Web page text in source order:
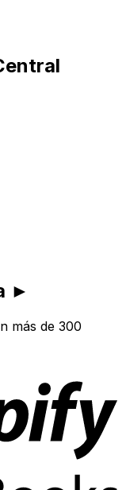
►
más de 300